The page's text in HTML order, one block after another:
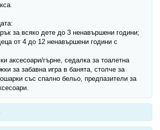
за всяко дете до 3 ненавършени години;
от 4 до 12 ненавършени години с
аксесоари/гърне, седалка за тоалетна
за забавна игра в банята, столче за
със спално бельо, предпазители за